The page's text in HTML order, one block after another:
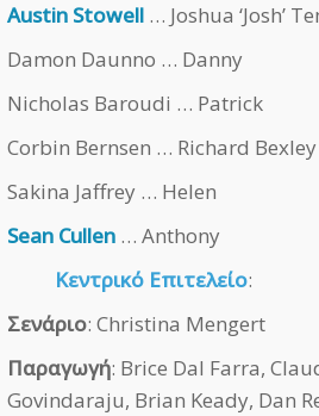
Austin Stowell … Joshua ‘Josh’
Damon Daunno … Danny
Nicholas Baroudi … Patrick
Corbin Bernsen … Richard Bexley
Sakina Jaffrey … Helen
Sean Cullen … Anthony
Κεντρικό Επιτελείο:
Σενάριο: Christina Mengert
Παραγωγή: Brice Dal Farra,
Govindaraju, Brian Keady, Dan